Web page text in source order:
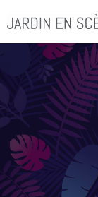
CLICK
QUE